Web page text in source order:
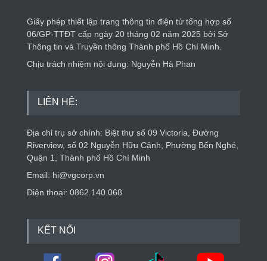
Giấy phép thiết lập trang thông tin điện tử tổng hợp số
06/GP-TTĐT cấp ngày 20 tháng 02 năm 2025 bởi Sở
Thông tin và Truyền thông Thành phố Hồ Chí Minh.
Chịu trách nhiệm nội dung: Nguyễn Hà Phan
LIÊN HỆ:
Địa chỉ trụ sở chính: Biệt thự số 09 Victoria, Đường
Riverview, số 02 Nguyễn Hữu Cảnh, Phường Bến Nghé,
Quận 1, Thành phố Hồ Chí Minh
Email: hi@vgcorp.vn
Điện thoại: 0862.140.068
KẾT NỐI